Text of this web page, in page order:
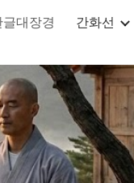
글대장경 간화선